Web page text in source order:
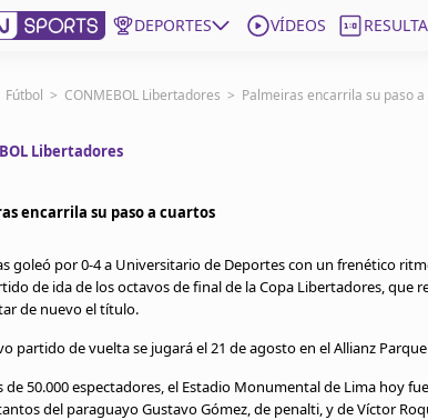
DEPORTES VÍDEOS
Bein
EN
United States
Fútbol > CONMEBOL Libertadores > Palmeiras encarrila su paso
Libertadores
encarrila su paso a cuartos
goleó por 0-4 a Universitario de Deportes con un frenético
de ida de los octavos de final de la Copa Libertadores, que
de nuevo el título.
partido de vuelta se jugará el 21 de agosto en el Allianz
de 50.000 espectadores, el Estadio Monumental de Lima hoy
del paraguayo Gustavo Gómez, de penalti, y de Víctor